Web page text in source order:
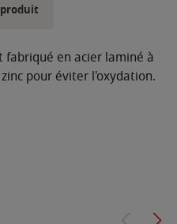
fabriqué en acier laminé à
pour éviter l'oxydation.